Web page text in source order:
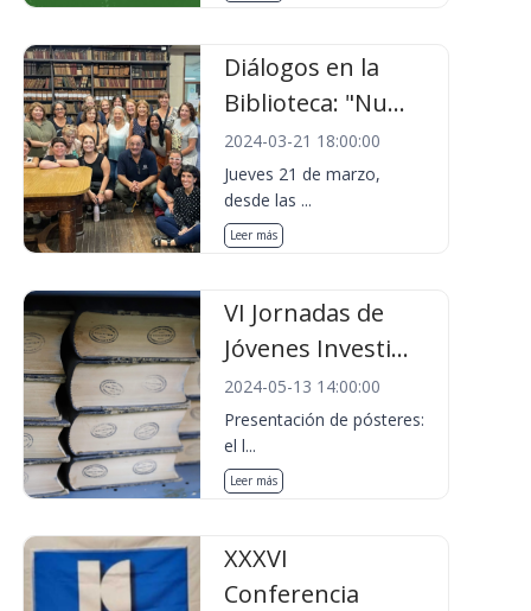
Diálogos en la
Biblioteca: "Nu...
2024-03-21 18:00:00
Jueves 21 de marzo,
desde las ...
Leer más
VI Jornadas de
Jóvenes Investi...
2024-05-13 14:00:00
Presentación de pósteres:
el l...
Leer más
XXXVI
Conferencia